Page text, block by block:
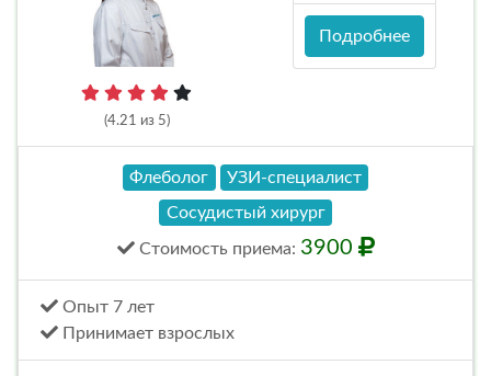
(4.21 из 5)
Подробнее
Флеболог
УЗИ-специалист
Сосудистый хирург
Стоимость приема: 3900
Опыт 7 лет
Принимает взрослых